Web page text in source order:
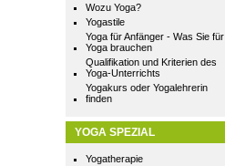
Wozu Yoga?
Yogastile
Yoga für Anfänger - Was Sie für
Yoga brauchen
Qualifikation und Kriterien des
Yoga-Unterrichts
Yogakurs oder Yogalehrerin
finden
YOGA SPEZIAL
Yogatherapie